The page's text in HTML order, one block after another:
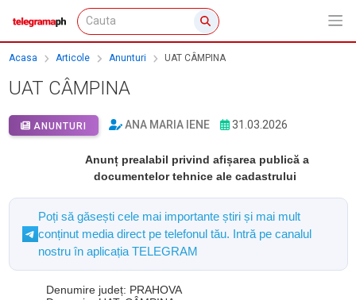
Acasa Articole Anunturi UAT CÂMPINA
UAT CÂMPINA
ANUNTURI ANA MARIA IENE 31.03.2026
Anunț prealabil privind afișarea publică a
documentelor tehnice ale cadastrului
Poți să găsești cele mai importante știri și mai mult
conținut media direct pe telefonul tău. Intră pe canalul
nostru în aplicația TELEGRAM
Denumire județ: PRAHOVA